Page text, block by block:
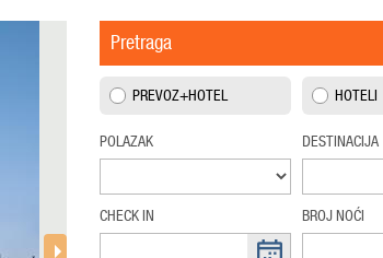
Pretraga
PREVOZ+HOTEL HOTELI
POLAZAK DESTINACIJA
CHECK IN BROJ NOĆI